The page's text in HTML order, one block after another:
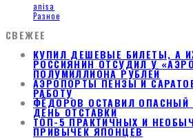
anisa
Разное
СВЕЖЕЕ
КУПИЛ ДЕШЕВЫЕ БИЛЕТЫ, А
РОССИЯНИН ОТСУДИЛ У
ПОЛУМИЛЛИОНА РУБЛЕЙ
АЭРОПОРТЫ ПЕНЗЫ И
РАБОТУ
ФЁДОРОВ ОСТАВИЛ ОПАСНЫЙ
ДЕНЬ ОТСТАВКИ
ТОП-5 ПРАКТИЧНЫХ И
ПРИВЫЧЕК ЯПОНЦЕВ